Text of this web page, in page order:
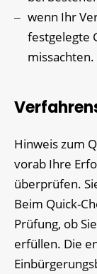
wenn Ihr
festgelegte
missachten.
Hinweis zum
vorab Ihre
überprüfen.
Beim Quick-
Prüfung, ob
erfüllen. Die